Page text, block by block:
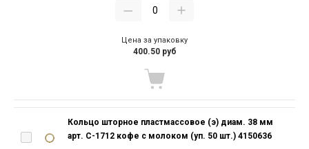
Цена за упаковку
400.50 руб
Кольцо шторное пластмассовое (э) диам. 38 мм
арт. С-1712 кофе с молоком (уп. 50 шт.) 4150636